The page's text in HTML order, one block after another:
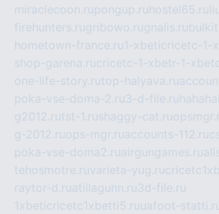
miraclecoon.rupongup.ru hostel65.ru
firehunters.rugribowo.rugnalis.ru
hometown-france.ru1-xbeticricetc-1-
shop-garena.rucricetc-1-xbetr-1-
one-life-story.rutop-halyava.ru
poka-vse-doma-2.ru3-d-file.ru
g2012.rutst-1.rushaggy-cat.ru
g-2012.ruops-mgr.ruaccounts-112.ru
poka-vse-doma2.ruairgungames.ru
tehosmotre.ruvarieta-yug.ru
raytor-d.ruatillagunn.ru3d-file.ru
1xbeticricetc1xbetti5.ruuafoot-